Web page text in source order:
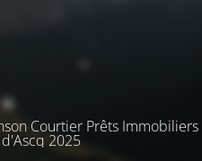
Courtier Prêts Immobiliers
2025